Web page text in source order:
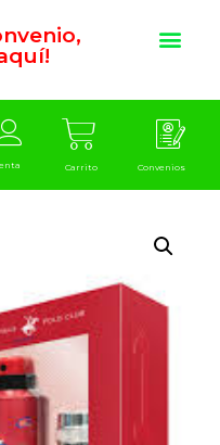
Carrito Convenios